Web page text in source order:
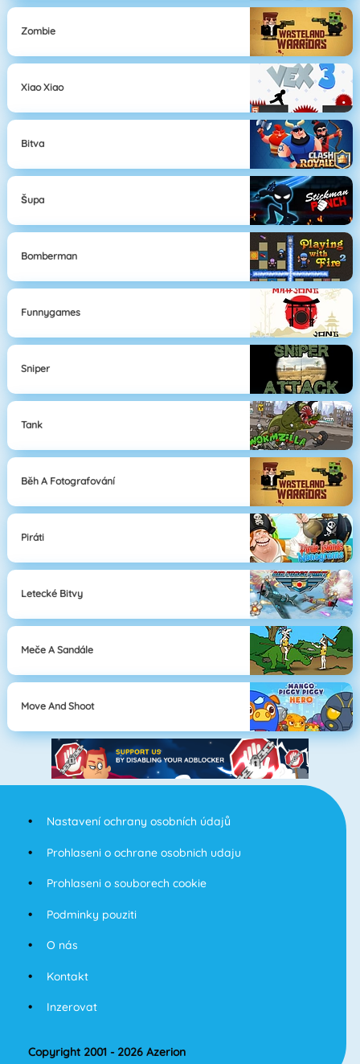
Zombie
Xiao Xiao
Bitva
Šupa
Bomberman
Funnygames
Sniper
Tank
Běh A Fotografování
Piráti
Letecké Bitvy
Meče A Sandále
Move And Shoot
Nastavení ochrany osobních údajů
Prohlaseni o ochrane osobnich udaju
Prohlaseni o souborech cookie
Podminky pouziti
O nás
Kontakt
Inzerovat
Copyright 2001 - 2026 Azerion